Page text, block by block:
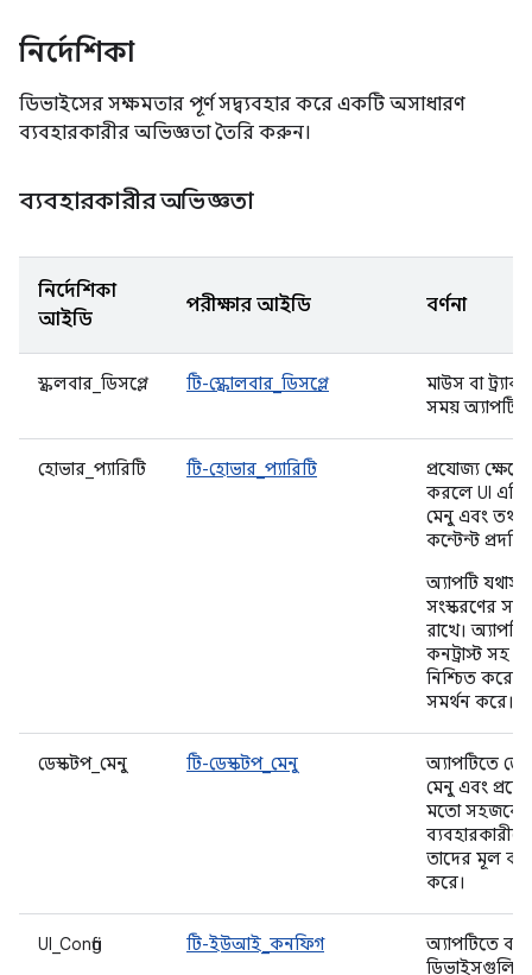
নির্দেশিকা
ডিভাইসের সক্ষমতার পূর্ণ সদ্ব্যবহার করে একটি অসাধারণ
ব্যবহারকারীর অভিজ্ঞতা তৈরি করুন।
ব্যবহারকারীর অভিজ্ঞতা
নির্দেশিকা
আইডি
পরীক্ষার আইডি বর্ণনা
স্ক্রলবার_ডিসপ্লে টি-স্ক্রোলবার_ডিসপ্লে
মাউস বা
সময় অ্যাপটি
হোভার_প্যারিটি টি-হোভার_প্যারিটি
প্রযোজ্য
করলে UI
মেনু এবং
কন্টেন্ট
অ্যাপটি
সংস্করণের
রাখে।
কনট্রাস্ট সহ
নিশ্চিত করে, যা
সমর্থন করে।
ডেস্কটপ_মেনু টি-ডেস্কটপ_মেনু
অ্যাপটিতে
মেনু এবং
মতো
তাদের মূল
করে।
UI_Config টি-ইউআই_কনফিগ
অ্যাপটিতে বড়